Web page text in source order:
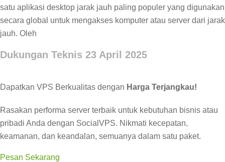
satu aplikasi desktop jarak jauh paling populer yang digunakan
secara global untuk mengakses komputer atau server dari jarak
jauh. Oleh
Dukungan Teknis 23 April 2025
Dapatkan VPS Berkualitas dengan Harga Terjangkau!
Rasakan performa server terbaik untuk kebutuhan bisnis atau
pribadi Anda dengan SocialVPS. Nikmati kecepatan,
keamanan, dan keandalan, semuanya dalam satu paket.
Pesan Sekarang